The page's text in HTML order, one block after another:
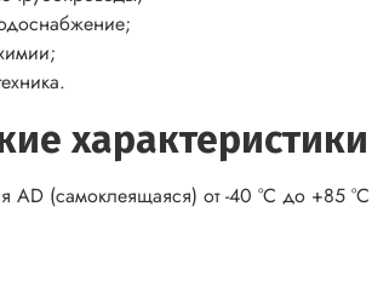
характеристики
(самоклеящаяся) от -40 °С до +85 °С